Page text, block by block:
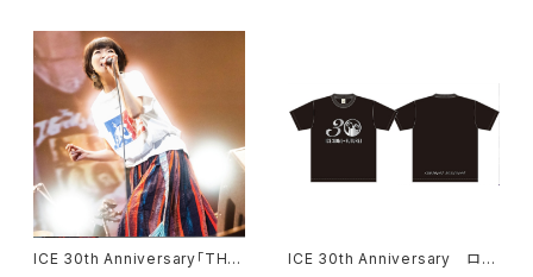
ICE 30th Anniversary「THIS
ICE 30th Anniversary ロゴ